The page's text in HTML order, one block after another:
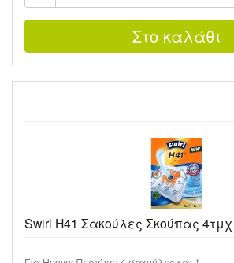
Swirl H41 Σακούλες Σκούπας 4τμχ